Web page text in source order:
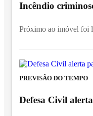
Incêndio
Próximo ao imóvel foi
PREVISÃO DO TEMPO
Defesa Civil